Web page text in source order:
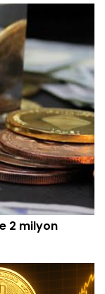
2 milyon